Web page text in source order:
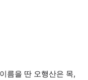
름을 딴 오행산은 목,